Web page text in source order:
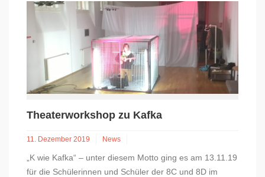
Theaterworkshop zu Kafka
11. Dezember 2019 News
„K wie Kafka“ – unter diesem Motto ging es am 13.11.19
für die Schülerinnen und Schüler der 8C und 8D im